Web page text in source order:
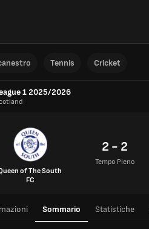
Tennis Cricket
1 2025/2026
of The South
FC
2 - 2
Tempo Pieno
Sommario Statistiche